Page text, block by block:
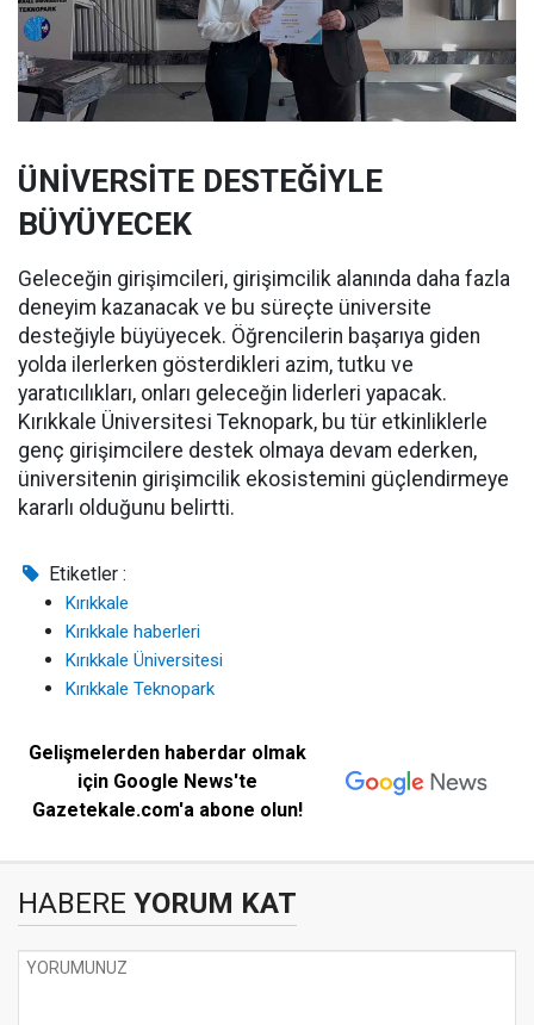
ÜNİVERSİTE DESTEĞİYLE
BÜYÜYECEK
Geleceğin girişimcileri, girişimcilik alanında daha fazla
deneyim kazanacak ve bu süreçte üniversite
desteğiyle büyüyecek. Öğrencilerin başarıya giden
yolda ilerlerken gösterdikleri azim, tutku ve
yaratıcılıkları, onları geleceğin liderleri yapacak.
Kırıkkale Üniversitesi Teknopark, bu tür etkinliklerle
genç girişimcilere destek olmaya devam ederken,
üniversitenin girişimcilik ekosistemini güçlendirmeye
kararlı olduğunu belirtti.
Etiketler :
Kırıkkale
Kırıkkale haberleri
Kırıkkale Üniversitesi
Kırıkkale Teknopark
Gelişmelerden haberdar olmak
için Google News'te
Gazetekale.com'a abone olun!
HABERE YORUM KAT